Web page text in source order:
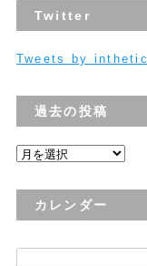
Twitter
Tweets by inthetic
過去の投稿
過
の
カレンダー